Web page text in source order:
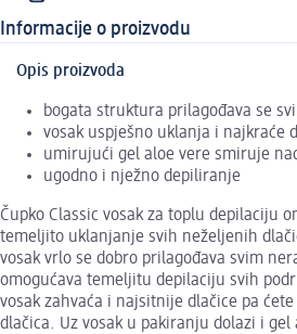
Informacije o proizvodu
Opis proizvoda
bogata struktura prilagođava se
vosak uspješno uklanja i najkraće
umirujući gel aloe vere smiruje
ugodno i nježno depiliranje
Čupko Classic vosak za toplu depilaciju
temeljito uklanjanje svih neželjenih
vosak vrlo se dobro prilagođava svim
omogućava temeljitu depilaciju svih
vosak zahvaća i najsitnije dlačice pa
dlačica. Uz vosak u pakiranju dolazi i